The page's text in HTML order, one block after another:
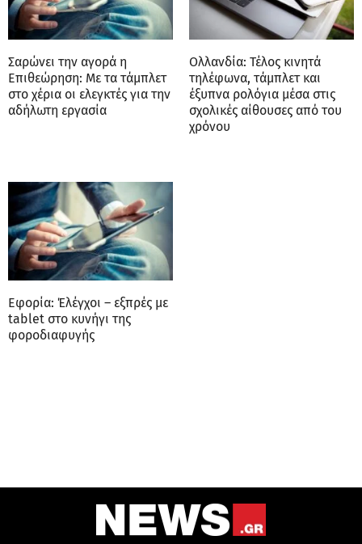
Σαρώνει την αγορά η
Επιθεώρηση: Με τα τάμπλετ
στο χέρια οι ελεγκτές για την
αδήλωτη εργασία
Ολλανδία: Τέλος κινητά
τηλέφωνα, τάμπλετ και
έξυπνα ρολόγια μέσα στις
σχολικές αίθουσες από του
χρόνου
Εφορία: Έλέγχοι – εξπρές με
tablet στο κυνήγι της
φοροδιαφυγής